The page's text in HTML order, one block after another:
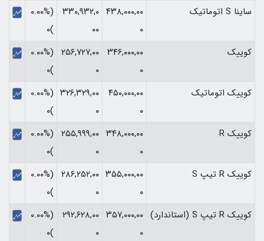
ساینا S اتوماتیک
۴۳۸,۰۰۰,۰۰
۰
۳۳۰,۹۳۲,۰
۰۰
(۰.۰۰%
)۰
کوییک
۳۴۶,۰۰۰,۰۰
۰
۲۵۶,۷۲۷,۰۰
۰
(۰.۰۰%
)۰
کوییک اتوماتیک
۴۵۰,۰۰۰,۰۰
۰
۳۲۶,۳۲۹,۰۰
۰
(۰.۰۰%
)۰
کوییک R
۳۴۸,۰۰۰,۰۰
۰
۲۵۵,۹۹۹,۰۰
۰
(۰.۰۰%
)۰
کوییک R تیپ S
۳۵۵,۰۰۰,۰۰
۰
۲۸۶,۲۵۲,۰۰
۰
(۰.۰۰%
)۰
کوییک R تیپ S (استاندارد)
۳۵۷,۰۰۰,۰۰
۰
۲۹۲,۶۲۸,۰۰
۰
(۰.۰۰%
)۰